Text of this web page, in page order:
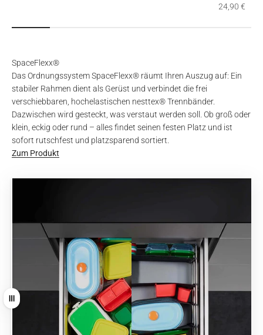
Angebot
24,90 €
SpaceFlexx®
Das Ordnungssystem SpaceFlexx® räumt Ihren Auszug auf: Ein
stabiler Rahmen dient als Gerüst und verbindet die frei
verschiebbaren, hochelastischen nesttex® Trennbänder.
Dazwischen wird gesteckt, was verstaut werden soll. Ob groß oder
klein, eckig oder rund – alles findet seinen festen Platz und ist
sofort rutschfest und platzsparend sortiert.
Zum Produkt
Ziehen